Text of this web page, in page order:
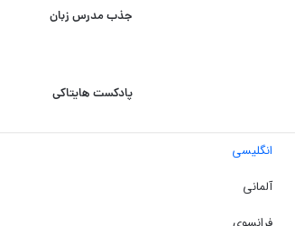
جذب مدرس زبان
پادکست هایتاکی
انگلیسی
آلمانی